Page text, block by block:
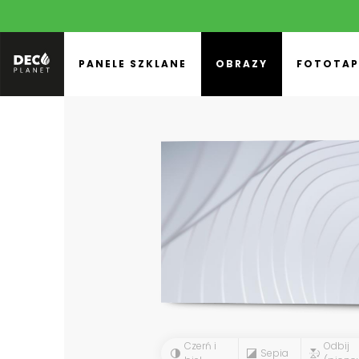
PANELE SZKLANE OBRAZY
Czerń i
Sepia
Odbij